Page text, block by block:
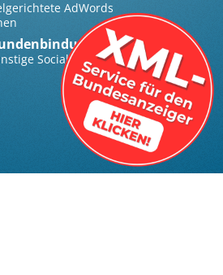
AdWords
durch
Social Media